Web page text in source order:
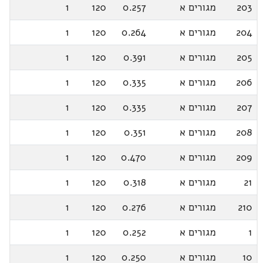
203
מגורים א 0.257
120
1
204
מגורים א 0.264
120
1
205
מגורים א 0.391
120
1
206
מגורים א 0.335
120
1
207
מגורים א 0.335
120
1
208
מגורים א 0.351
120
1
209
מגורים א 0.470
120
1
21
מגורים א 0.318
120
1
210
מגורים א 0.276
120
1
1
מגורים א 0.252
120
1
10
מגורים א 0.250
120
1